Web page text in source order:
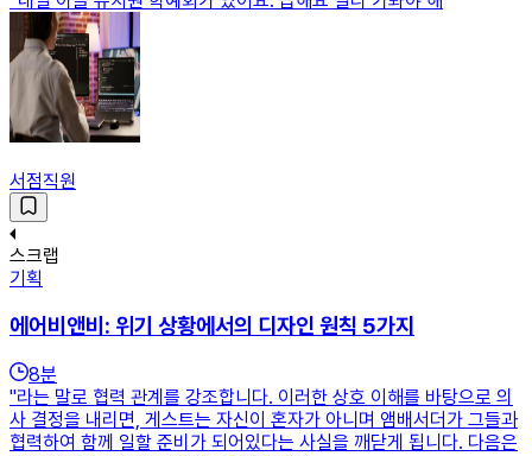
서점직원
스크랩
기획
에어비앤비: 위기 상황에서의 디자인 원칙 5가지
8분
"라는 말로 협력 관계를 강조합니다. 이러한 상호 이해를 바탕으로 의
사 결정을 내리면, 게스트는 자신이 혼자가 아니며 앰배서더가 그들과
협력하여 함께 일할 준비가 되어있다는 사실을 깨닫게 됩니다. 다음은